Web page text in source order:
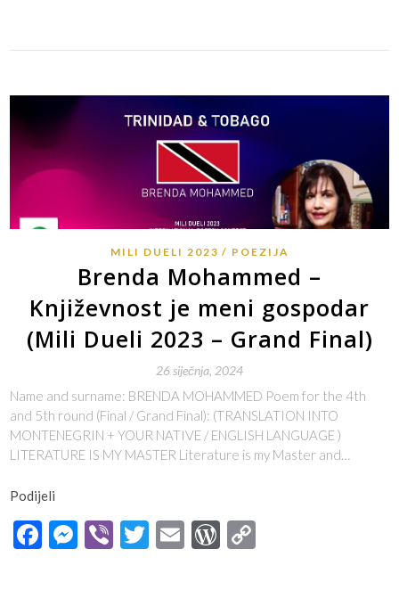
MILI DUELI 2023 POEZIJA
Brenda Mohammed –
Književnost je meni gospodar
(Mili Dueli 2023 – Grand Final)
26 siječnja, 2024
Name and surname: BRENDA MOHAMMED Poem for the 4th
and 5th round (Final / Grand Final): (TRANSLATION INTO
MONTENEGRIN + YOUR NATIVE / ENGLISH LANGUAGE )
LITERATURE IS MY MASTER Literature is my Master and…
Podijeli
Facebook
Messenger
ViberTwitter
EmailWordPress